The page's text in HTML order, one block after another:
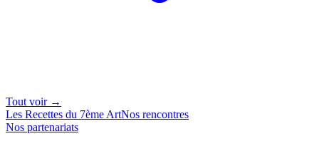
Tout voir →
Les Recettes du 7ème ArtNos rencontres
Nos partenariats